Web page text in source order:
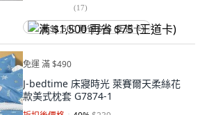
(17)
满 $1,500 再省 $75 (王道卡)
免運 滿 $490
J-bedtime 床寢時光 萊賽爾天柔絲花
款美式枕套 G7874-1